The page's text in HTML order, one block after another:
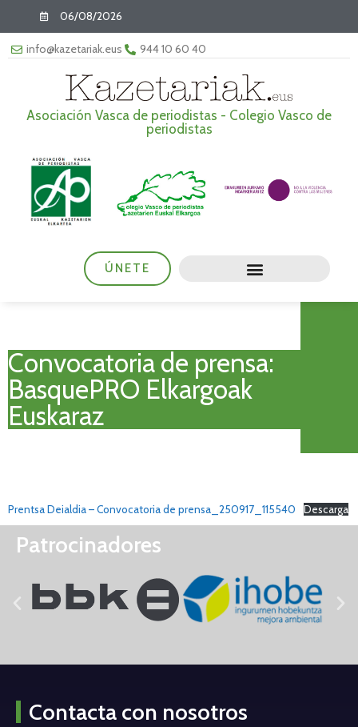
06/08/2026
info@kazetariak.eus 944 10 60 40
Asociación Vasca de periodistas - Colegio Vasco de
periodistas
ÚNETE
Convocatoria de prensa:
BasquePRO Elkargoak
Euskaraz
Prentsa Deialdia – Convocatoria de prensa_250917_115540 Descarga
Patrocinadores
Contacta con nosotros